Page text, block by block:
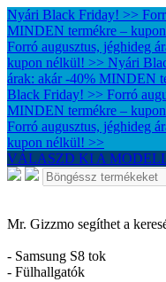
Nyári Black Friday! >>
MINDEN termékre –
Forró augusztus, jéghideg
kupon nélkül! >> Nyári
árak: akár -40% MINDEN
Black Friday! >> Forró
MINDEN termékre –
Forró augusztus, jéghideg
kupon nélkül! >>
VÁLASZD KI A
Mr. Gizzmo segíthet a
- Samsung S8 tok
- Fülhallgatók